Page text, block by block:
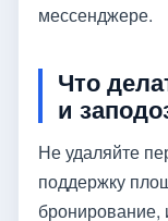
мессенджере.
Что
и
Не удаляйте
поддержку